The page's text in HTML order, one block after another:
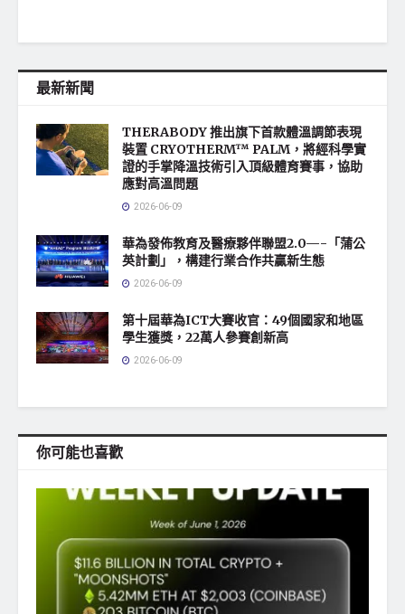
最新新聞
THERABODY 推出旗下首款體溫調節表現
裝置 CRYOTHERM™ PALM，將經科學實
證的手掌降溫技術引入頂級體育賽事，協助
應對高溫問題
2026-06-09
華為發佈教育及醫療夥伴聯盟2.0—-「蒲公
英計劃」，構建行業合作共贏新生態
2026-06-09
第十屆華為ICT大賽收官：49個國家和地區
學生獲獎，22萬人參賽創新高
2026-06-09
你可能也喜歡